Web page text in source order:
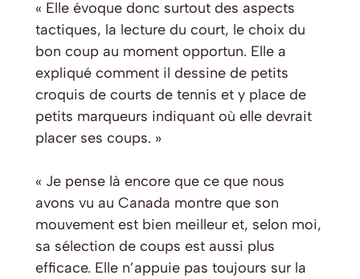
« Elle évoque donc surtout des aspects
tactiques, la lecture du court, le choix du
bon coup au moment opportun. Elle a
expliqué comment il dessine de petits
croquis de courts de tennis et y place de
petits marqueurs indiquant où elle devrait
placer ses coups. »
« Je pense là encore que ce que nous
avons vu au Canada montre que son
mouvement est bien meilleur et, selon moi,
sa sélection de coups est aussi plus
efficace. Elle n’appuie pas toujours sur la